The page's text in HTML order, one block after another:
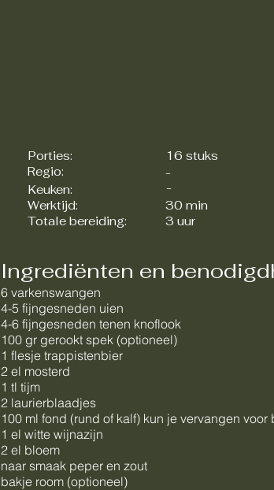
Porties:
16 stuks
Regio:
-
Keuken:
-
Werktijd:
30 min
Totale bereiding:
3 uur
Ingrediënten en
6 varkenswangen
4-5 fijngesneden uien
4-6 fijngesneden tenen knoflook
100 gr gerookt spek (optioneel)
1 flesje trappistenbier
2 el mosterd
1 tl tijm
2 laurierblaadjes
100 ml fond (rund of kalf) kun je vervangen
1 el witte wijnazijn
2 el bloem
naar smaak peper en zout
bakje room (optioneel)